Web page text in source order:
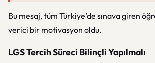
Bu mesaj, tüm Türkiye’de sınava giren
verici bir motivasyon oldu.
LGS Tercih Süreci Bilinçli Yapılmalı